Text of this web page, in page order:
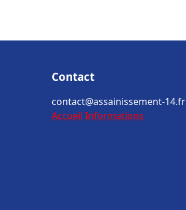
Contact
contact@assainissement-14.fr
Accueil Informations